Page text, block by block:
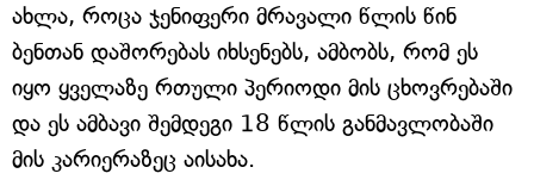
ახლა, როცა ჯენიფერი მრავალი წლის წინ
ბენთან დაშორებას იხსენებს, ამბობს, რომ ეს
იყო ყველაზე რთული პერიოდი მის ცხოვრებაში
და ეს ამბავი შემდეგი 18 წლის განმავლობაში
მის კარიერაზეც აისახა.